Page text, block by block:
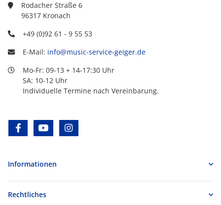
Rodacher Straße 6
96317 Kronach
+49 (0)92 61 - 9 55 53
E-Mail: info@music-service-geiger.de
Mo-Fr: 09-13 + 14-17:30 Uhr
SA: 10-12 Uhr
Individuelle Termine nach Vereinbarung.
facebookyoutube
Informationen
Rechtliches